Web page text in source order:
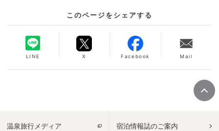
このページをシェアする
LINE X Facebook Mail
温泉旅行メディア 宿泊情報誌のご案内